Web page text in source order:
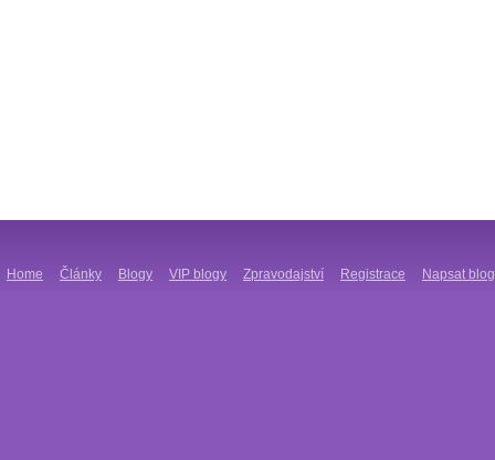
Home Články Blogy VIP blogy Zpravodajství Registrace Napsat blog